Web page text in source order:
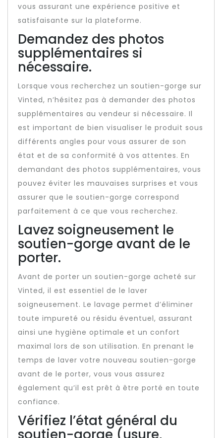
vous assurant une expérience positive et
satisfaisante sur la plateforme.
Demandez des photos
supplémentaires si
nécessaire.
Lorsque vous recherchez un soutien-gorge sur
Vinted, n’hésitez pas à demander des photos
supplémentaires au vendeur si nécessaire. Il
est important de bien visualiser le produit sous
différents angles pour vous assurer de son
état et de sa conformité à vos attentes. En
demandant des photos supplémentaires, vous
pouvez éviter les mauvaises surprises et vous
assurer que le soutien-gorge correspond
parfaitement à ce que vous recherchez.
Lavez soigneusement le
soutien-gorge avant de le
porter.
Avant de porter un soutien-gorge acheté sur
Vinted, il est essentiel de le laver
soigneusement. Le lavage permet d’éliminer
toute impureté ou résidu éventuel, assurant
ainsi une hygiène optimale et un confort
maximal lors de son utilisation. En prenant le
temps de laver votre nouveau soutien-gorge
avant de le porter, vous vous assurez
également qu’il est prêt à être porté en toute
confiance.
Vérifiez l’état général du